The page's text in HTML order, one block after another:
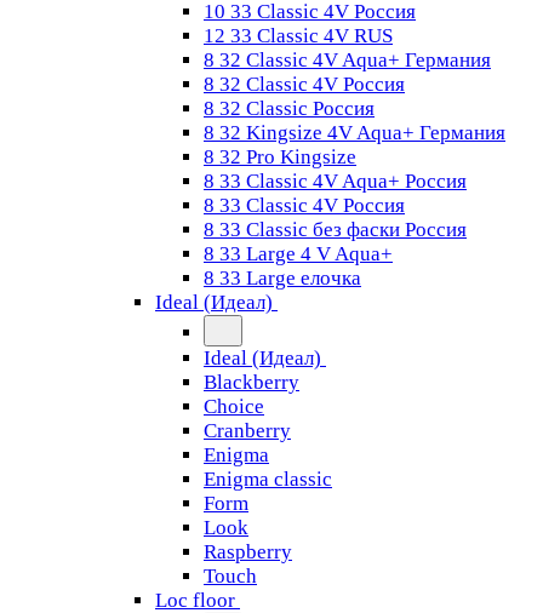
10 33 Classic 4V Россия
12 33 Classic 4V RUS
8 32 Classic 4V Aqua+ Германия
8 32 Classic 4V Россия
8 32 Classic Россия
8 32 Kingsize 4V Aqua+ Германия
8 32 Pro Kingsize
8 33 Classic 4V Aqua+ Россия
8 33 Classic 4V Россия
8 33 Classic без фаски Россия
8 33 Large 4 V Aqua+
8 33 Large елочка
Ideal (Идеал)
Ideal (Идеал)
Blackberry
Choice
Cranberry
Enigma
Enigma classic
Form
Look
Raspberry
Touch
Loc floor